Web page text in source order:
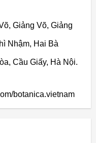
Giảng Võ, Giảng
Nhậm, Hai Bà
Cầu Giấy, Hà Nội.
botanica.vietnam